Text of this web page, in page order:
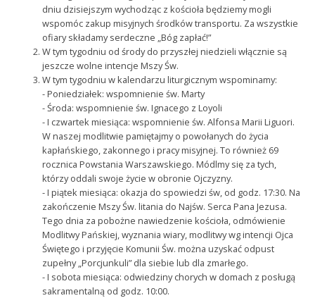
dniu dzisiejszym wychodząc z kościoła będziemy mogli
wspomóc zakup misyjnych środków transportu. Za wszystkie
ofiary składamy serdeczne „Bóg zapłać!”
W tym tygodniu od środy do przyszłej niedzieli włącznie są
jeszcze wolne intencje Mszy Św.
W tym tygodniu w kalendarzu liturgicznym wspominamy:
- Poniedziałek: wspomnienie św. Marty
- Środa: wspomnienie św. Ignacego z Loyoli
- I czwartek miesiąca: wspomnienie św. Alfonsa Marii Liguori.
W naszej modlitwie pamiętajmy o powołanych do życia
kapłańskiego, zakonnego i pracy misyjnej. To również 69
rocznica Powstania Warszawskiego. Módlmy się za tych,
którzy oddali swoje życie w obronie Ojczyzny.
- I piątek miesiąca: okazja do spowiedzi św, od godz. 17:30. Na
zakończenie Mszy Św. litania do Najśw. Serca Pana Jezusa.
Tego dnia za pobożne nawiedzenie kościoła, odmówienie
Modlitwy Pańskiej, wyznania wiary, modlitwy wg intencji Ojca
Świętego i przyjęcie Komunii Św. można uzyskać odpust
zupełny „Porcjunkuli” dla siebie lub dla zmarłego.
- I sobota miesiąca: odwiedziny chorych w domach z posługą
sakramentalną od godz. 10:00.